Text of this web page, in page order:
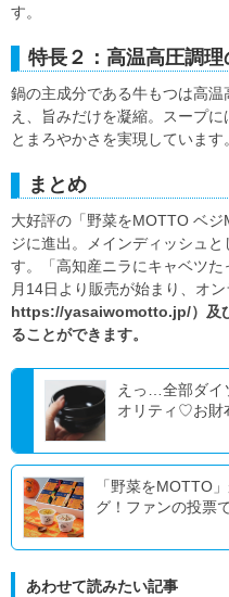
す。
特長２：高温高圧調理
鍋の主成分である牛もつは高
え、旨みだけを凝縮。スープ
とまろやかさを実現しています。
まとめ
大好評の「野菜をMOTTO ベ
ジに進出。メインディッシュ
す。「高知産ニラにキャベツ
月14日より販売が始まり、オ
https://yasaiwomotto.jp/）及
ることができます。
えっ…全部ダイ
オリティ♡お財
「野菜をMOTTO
グ！ファンの投票
あわせて読みたい記事